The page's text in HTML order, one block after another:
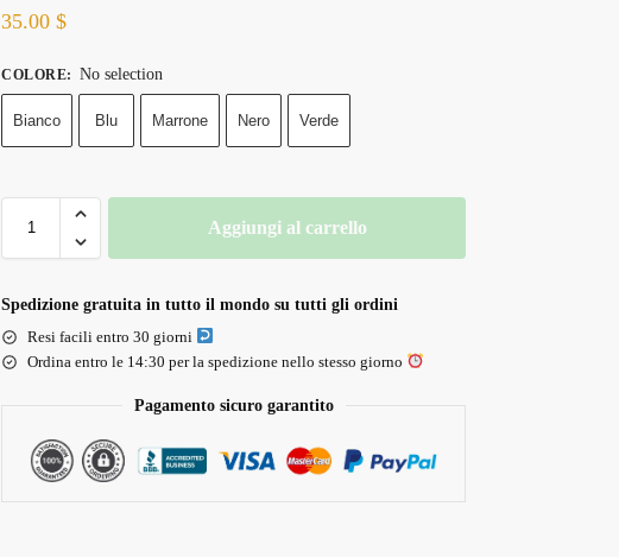
35.00$
COLORE: No selection
Bianco Blu Marrone Nero Verde
Aggiungi al carrello
Spedizione gratuita in tutto il mondo su tutti gli ordini
Resi facili entro 30 giorni
Ordina entro le 14:30 per la spedizione nello stesso giorno
Pagamento sicuro garantito